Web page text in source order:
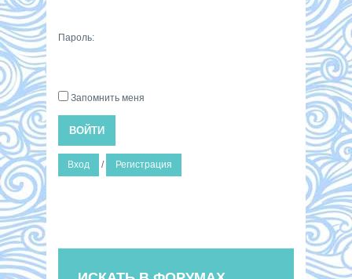
Пароль:
Запомнить меня
ВОЙТИ
Вход / Регистрация